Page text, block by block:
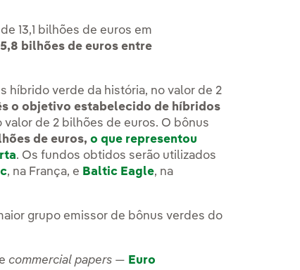
13,1 bilhões de euros em
bilhões de euros entre
híbrido verde da história, no valor de 2
o objetivo estabelecido de híbridos
de 2 bilhões de euros. O bônus
de euros, o que representou
. Os fundos obtidos serão utilizados
, na França, e Baltic Eagle, na
grupo emissor de bônus verdes do
commercial papers — Euro